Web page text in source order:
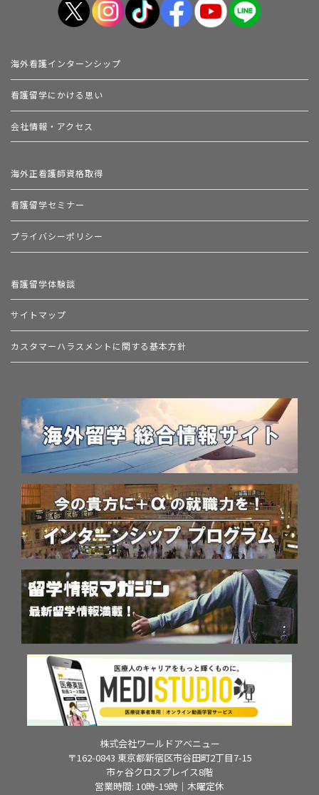
海外看護インターンシップ
看護留学にかける思い
会社情報・アクセス
海外正看護師資格取得
看護留学セミナー
プライバシーポリシー
看護留学体験談
サイトマップ
カスタマーハラスメントに関する基本方針
株式会社ワールドアベニュー
〒162-0843 東京都新宿区市谷田町2丁目7-15
市ヶ谷クロスプレイス8階
営業時間: 10時-19時｜木曜定休